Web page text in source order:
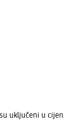
uključeni u